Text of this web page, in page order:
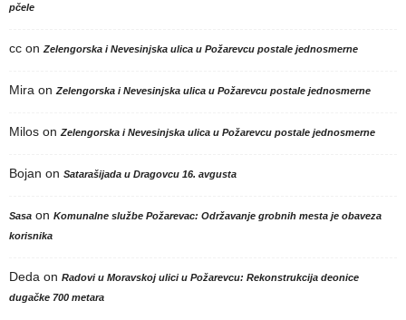
pčele
cc on Zelengorska i Nevesinjska ulica u Požarevcu postale jednosmerne
Mira on Zelengorska i Nevesinjska ulica u Požarevcu postale jednosmerne
Milos on Zelengorska i Nevesinjska ulica u Požarevcu postale jednosmerne
Bojan on Satarašijada u Dragovcu 16. avgusta
Sasa on Komunalne službe Požarevac: Održavanje grobnih mesta je obaveza
korisnika
Deda on Radovi u Moravskoj ulici u Požarevcu: Rekonstrukcija deonice
dugačke 700 metara